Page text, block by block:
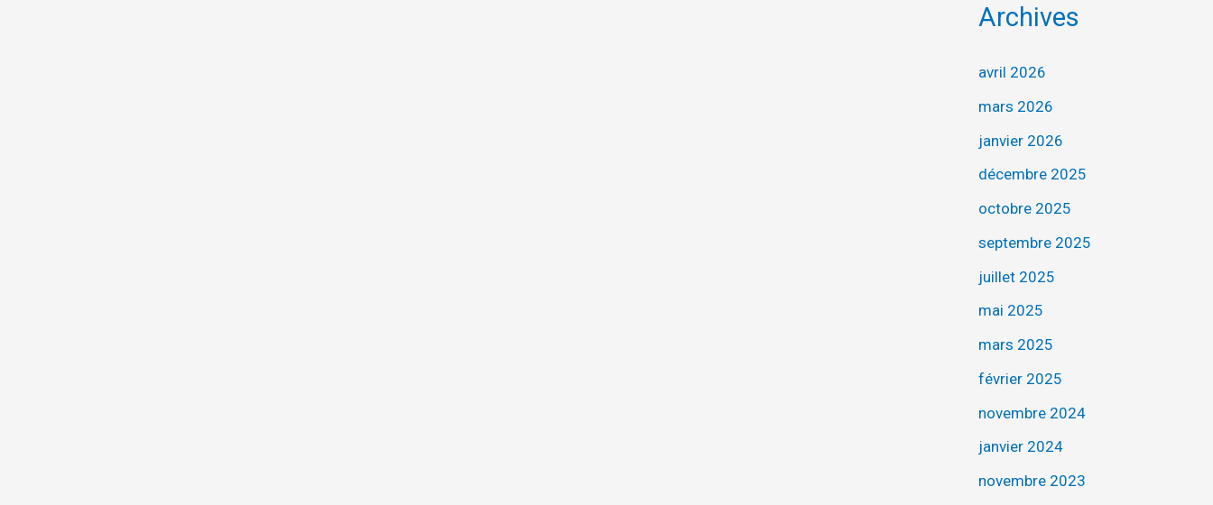
Archives
avril 2026
mars 2026
janvier 2026
décembre 2025
octobre 2025
septembre 2025
juillet 2025
mai 2025
mars 2025
février 2025
novembre 2024
janvier 2024
novembre 2023